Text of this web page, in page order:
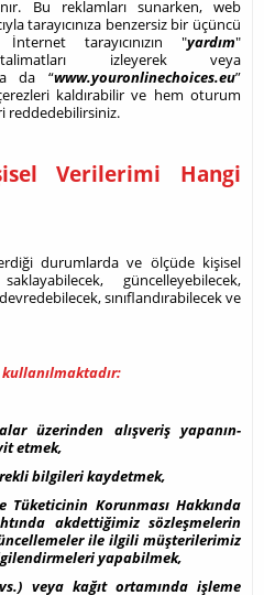
Bu reklamları sunarken, web
tarayıcınıza benzersiz bir üçüncü
tarayıcınızın "yardım"
izleyerek veya
da “www.youronlinechoices.eu”
kaldırabilir ve hem oturum
reddedebilirsiniz.
Verilerimi Hangi
durumlarda ve ölçüde kişisel
güncelleyebilecek,
sınıflandırabilecek ve
üzerinden alışveriş yapanın-
etmek,
bilgileri kaydetmek,
Tüketicinin Korunması Hakkında
akdettiğimiz sözleşmelerin
ile ilgili müşterilerimiz
yapabilmek,
veya kağıt ortamında işleme